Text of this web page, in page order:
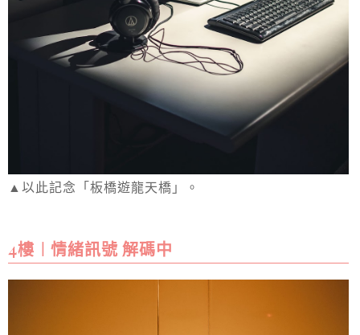
▲以此記念「板橋遊龍天橋」。
4樓︱情緒訊號 解碼中